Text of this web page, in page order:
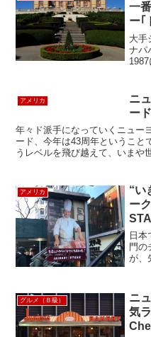
一
ー｢
大手
ナパ
すが
製
アメリカ
ニ
ー
年々ド派手になっていくニュー
ード、今年は43周年ということ
うレベルを飛び越えて、いまや
アメリカ
“い
ー
日
門の
が、
ち
が並
グルメ（Ｂ級）
ニ
気